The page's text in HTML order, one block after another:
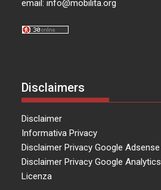
email:info@mobilita.org
Disclaimers
Disclaimer
Informativa Privacy
Disclaimer Privacy Google Adsense
Disclaimer Privacy Google Analytics
Licenza